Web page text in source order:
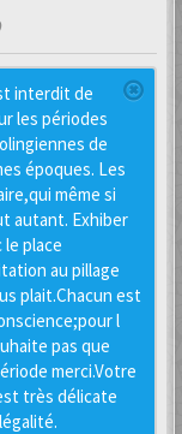
interdit de
les périodes
de
époques. Les
même si
autant. Exhiber
place
au pillage
plait.Chacun est
l
pas que
merci.Votre
très délicate